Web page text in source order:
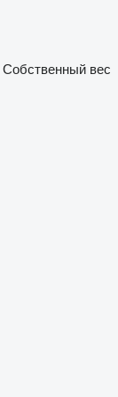
Собственный вес